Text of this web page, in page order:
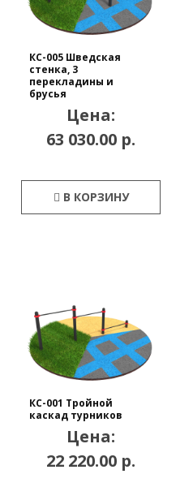
КС-005 Шведская
стенка, 3
перекладины и
брусья
Цена:
63 030.00 р.
В КОРЗИНУ
КС-001 Тройной
каскад турников
Цена:
22 220.00 р.